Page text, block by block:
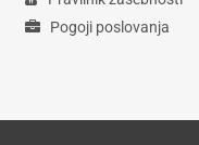
Pogoji poslovanja